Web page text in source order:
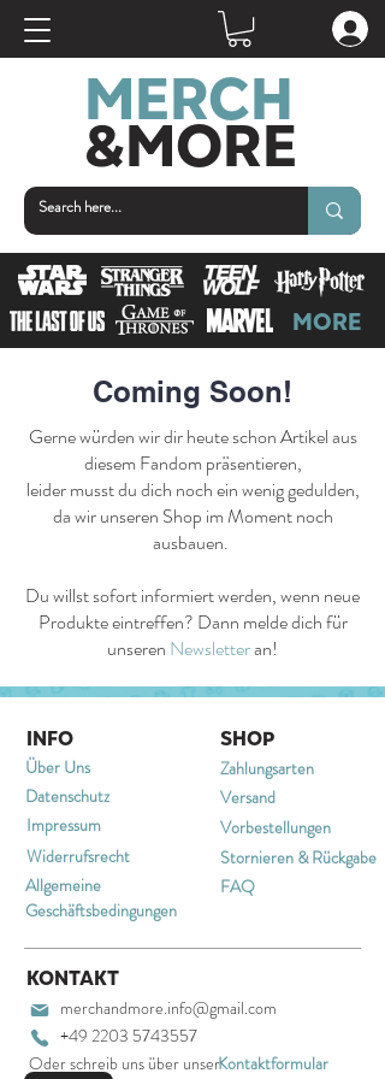
MERCH
&MORE
MORE
Coming Soon!
Gerne würden wir dir heute schon Artikel aus
diesem Fandom präsentieren,
leider musst du dich noch ein wenig gedulden,
da wir unseren Shop im Moment noch
ausbauen.
Du willst sofort informiert werden, wenn neue
Produkte eintreffen? Dann melde dich für
unseren Newsletteran!
INFO
Über Uns
Impressum
Datenschutz
Widerrufsrecht
Allgemeine
Geschäftsbedingungen
SHOP
Zahlungsarten
Versand
Vorbestellungen
Stornieren & Rückgabe
FAQ
KONTAKT
merchandmore.info@gmail.com
+49 2203 5743557
Oder schreib uns über unserKontaktformular